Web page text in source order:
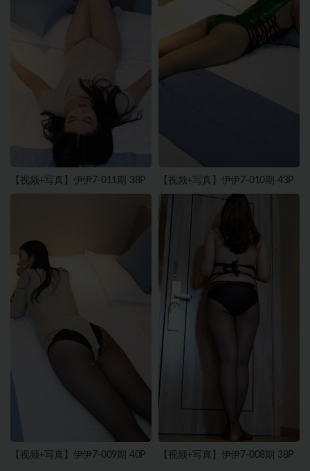
【视频+写真】伊伊7-011期 38P 【视频+写真】伊伊7-010期 43P
【视频+写真】伊伊7-009期 40P 【视频+写真】伊伊7-008期 38P